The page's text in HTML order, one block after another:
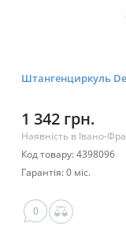
Штангенциркуль
1 342 грн.
Наявність в Івано-
Код товару: 4398096
Гарантія: 0 міс.
0